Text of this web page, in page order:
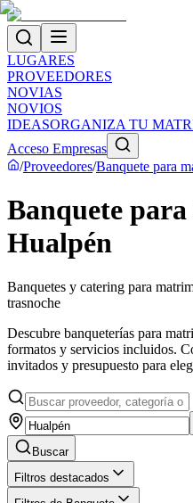
LUGARES
PROVEEDORES
NOVIAS
NOVIOS
IDEASORGANIZA TU
Acceso Empresas
/Proveedores/Banquete para
Banquete
Hualpén
Banquetes y catering para
trasnoche
Descubre banqueterías para
formatos y servicios incluidos.
invitados y presupuesto para
Buscar
Filtros destacados